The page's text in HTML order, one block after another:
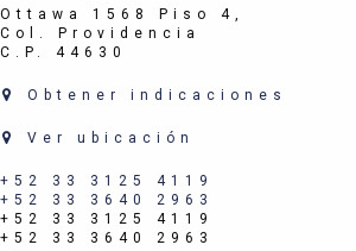
Ottawa 1568 Piso 4,
Col. Providencia
C.P. 44630
Obtener indicaciones
Ver ubicación
+52 33 3125 4119
+52 33 3640 2963
+52 33 3125 4119
+52 33 3640 2963